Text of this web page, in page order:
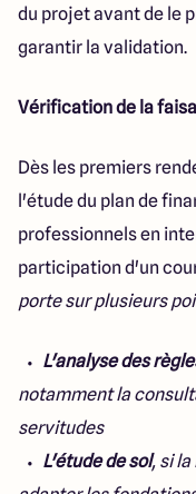
du projet avant de le
garantir la validation.
Vérification de la
Dès les premiers
l'étude du plan de
professionnels en
participation d'un
porte sur plusieurs
L'analyse des
notamment la
servitudes
L'étude de sol, si